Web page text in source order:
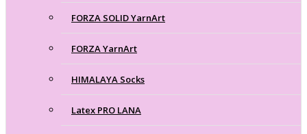
FORZA SOLID YarnArt
FORZA YarnArt
HIMALAYA Socks
Latex PRO LANA